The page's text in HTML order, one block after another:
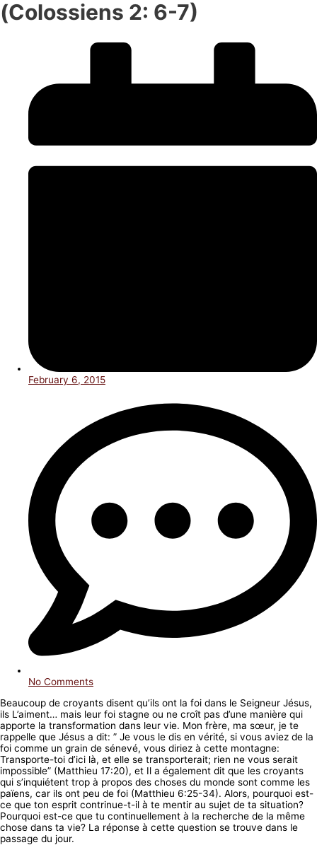
(Colossiens 2: 6-7)
February 6, 2015
No Comments
Beaucoup de croyants disent qu’ils ont la foi dans le Seigneur Jésus,
ils L’aiment… mais leur foi stagne ou ne croît pas d’une manière qui
apporte la transformation dans leur vie. Mon frère, ma sœur, je te
rappelle que Jésus a dit: ” Je vous le dis en vérité, si vous aviez de la
foi comme un grain de sénevé, vous diriez à cette montagne:
Transporte-toi d’ici là, et elle se transporterait; rien ne vous serait
impossible” (Matthieu 17:20), et Il a également dit que les croyants
qui s’inquiétent trop à propos des choses du monde sont comme les
païens, car ils ont peu de foi (Matthieu 6:25-34). Alors, pourquoi est-
ce que ton esprit contrinue-t-il à te mentir au sujet de ta situation?
Pourquoi est-ce que tu continuellement à la recherche de la même
chose dans ta vie? La réponse à cette question se trouve dans le
passage du jour.